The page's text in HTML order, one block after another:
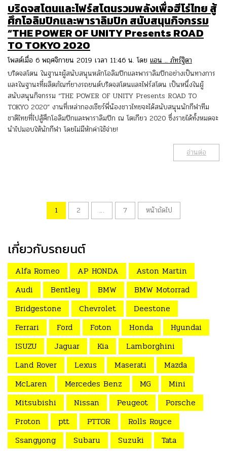
บริดจสโตนและไฟร์สโตนรวมพลังเพื่อฮีโร่ไทย สู้
ศึกโอลิมปิกและพาราลิมปิก สนับสนุนกิจกรรม
“THE POWER OF UNITY Presents ROAD
TO TOKYO 2020
โพสต์เมื่อ 6 พฤศจิกายน 2019 เวลา 11:46 น. โดย แอน .. ภัทร์ฐิตา
บริดจสโตน ในฐานะผู้สนับสนุนหลักโอลิมปิกและพาราลิมปิกอย่างเป็นทางการ
และในฐานะที่ผลิตภัณฑ์ยางรถยนต์บริดจสโตนและไฟร์สโตน เป็นหนึ่งในผู้
สนับสนุนกิจกรรม “THE POWER OF UNITY Presents ROAD TO
TOKYO 2020” งานที่เหล่ากองเชียร์พี่น้องชาวไทยจะได้สนับสนุนนักกีฬาทีม
ชาติไทยที่ไปสู้ศึกโอลิมปิกและพาราลิมปิก ณ โตเกียว 2020 ซึ่งรายได้ทั้งหมดจะ
นำไปมอบให้นักกีฬา โดยไม่มีหักค่าใช้จ่าย!
อ่านต่อ
1 2 … 7 หน้าถัดไป
เกี่ยวกับรถยนต์
Alfa Romeo AP HONDA
Aston Martin
Audi
Bentley BMW
BMW Motorrad
Bridgestone
Chevrolet
Deestone
Ferrari
Ford Foton Honda
Hyundai
ISUZU
Jaguar Kia
Lamborghini
Land Rover
Lexus Maserati
Mazda
McLaren
Mercedes Benz MG
Mini
Mitsubishi
Nissan Peugeot
Porsche
Proton
ptt PTTOR
Rolls Royce
Ssangyong
Subaru Suzuki Tata